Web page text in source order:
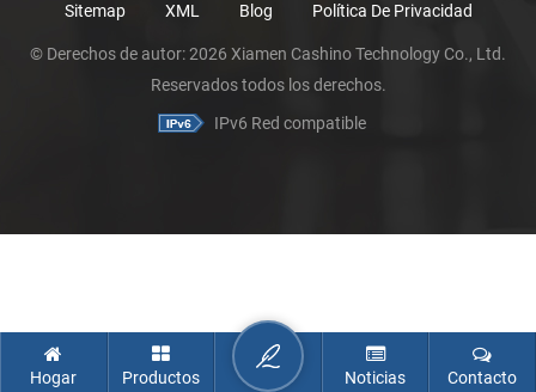
Sitemap
XML Blog Política De Privacidad
© Derechos de autor: 2026 Xiamen Cashino Technology Co., Ltd.
Reservados todos los derechos.
IPv6 Red compatible
Hogar Productos Noticias Contacto